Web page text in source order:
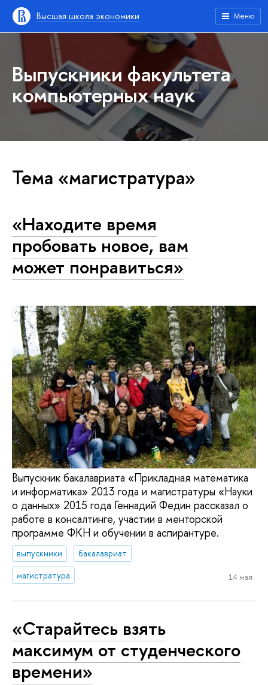
Высшая школа экономики Меню
Выпускники факультета
компьютерных наук
Тема «магистратура»
«Находите время
пробовать новое, вам
может понравиться»
Выпускник бакалавриата «Прикладная математика
и информатика» 2013 года и магистратуры «Науки
о данных» 2015 года Геннадий Федин рассказал о
работе в консалтинге, участии в менторской
программе ФКН и обучении в аспирантуре.
выпускники
бакалавриат
магистратура
14 мая
«Старайтесь взять
максимум от студенческого
времени»